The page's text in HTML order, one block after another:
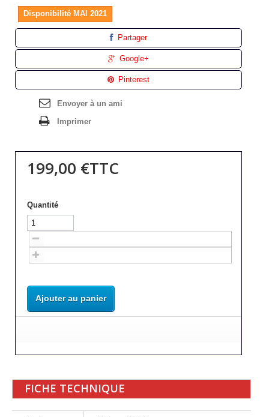
Disponibilité MAI 2021
Partager
Google+
Pinterest
Envoyer à un ami
Imprimer
199,00 €TTC
Quantité
Ajouter au panier
FICHE TECHNIQUE